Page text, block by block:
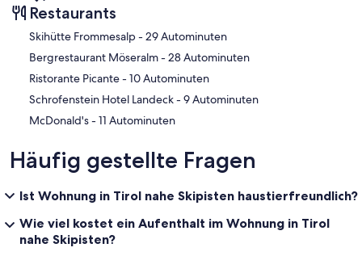
Restaurants
‪Skihütte Frommesalp - ‬29 Autominuten
‪Bergrestaurant Möseralm - ‬28 Autominuten
‪Ristorante Picante - ‬10 Autominuten
‪Schrofenstein Hotel Landeck - ‬9 Autominuten
‪McDonald's - ‬11 Autominuten
Häufig gestellte Fragen
Ist Wohnung in Tirol nahe Skipisten haustierfreundlich?
Wie viel kostet ein Aufenthalt im Wohnung in Tirol
nahe Skipisten?